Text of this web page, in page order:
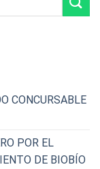
CONCURSABLE
POR EL
DE BIOBÍO